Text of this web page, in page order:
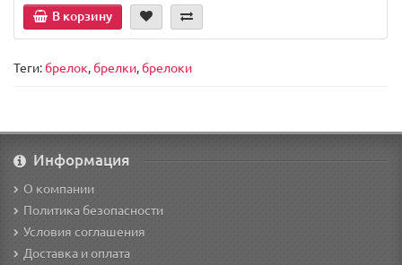
В корзину
Теги: брелок, брелки, брелоки
Информация
О компании
Политика безопасности
Условия соглашения
Доставка и оплата